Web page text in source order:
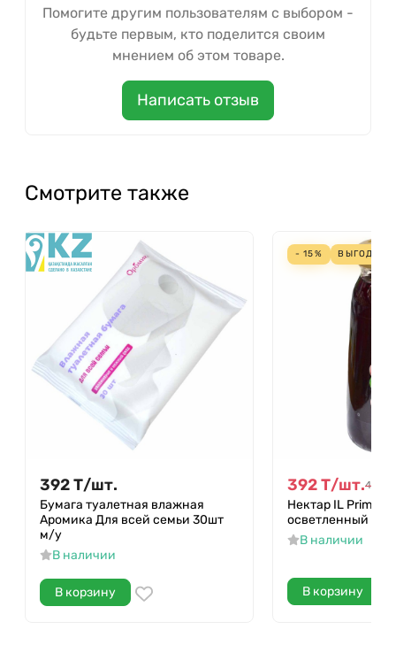
Помогите другим пользователям с выбором -
будьте первым, кто поделится своим
мнением об этом товаре.
Написать отзыв
Смотрите также
392Т/шт.
Бумага туалетная влажная
Аромика Для всей семьи 30шт
м/у
В наличии
В корзину
- 15% ВЫГОДА
392Т/шт.461
Нектар IL Primo
осветленный
В наличии
В корзину